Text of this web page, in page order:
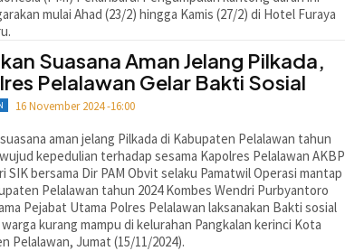
mulai Ahad (23/2) hingga Kamis (27/2) di Hotel Furaya
Suasana Aman Jelang Pilkada,
Pelalawan Gelar Bakti Sosial
16 November 2024 -16:00
aman jelang Pilkada di Kabupaten Pelalawan tahun
kepedulian terhadap sesama Kapolres Pelalawan AKBP
SIK bersama Dir PAM Obvit selaku Pamatwil Operasi mantap
Pelalawan tahun 2024 Kombes Wendri Purbyantoro
Pejabat Utama Polres Pelalawan laksanakan Bakti sosial
kurang mampu di kelurahan Pangkalan kerinci Kota
Pelalawan, Jumat (15/11/2024).